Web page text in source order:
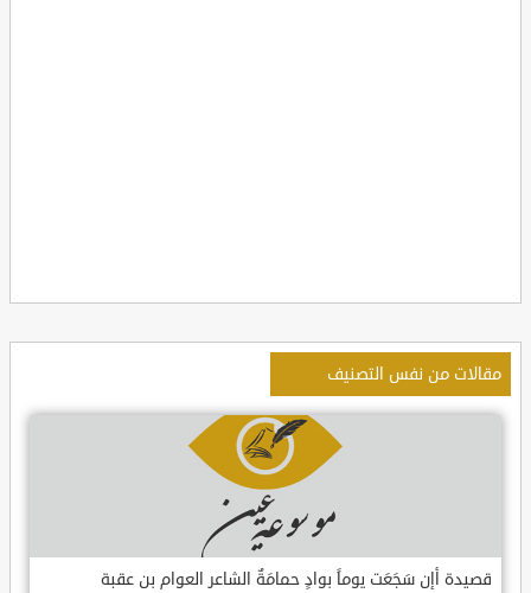
مقالات من نفس التصنيف
قصيدة أإن سَجَعَت يوماً بوادٍ حمامَةٌ الشاعر العوام بن عقبة